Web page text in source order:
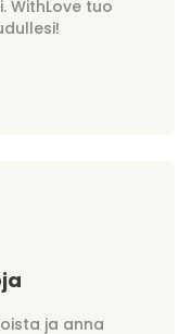
WithLove tuo
ja anna